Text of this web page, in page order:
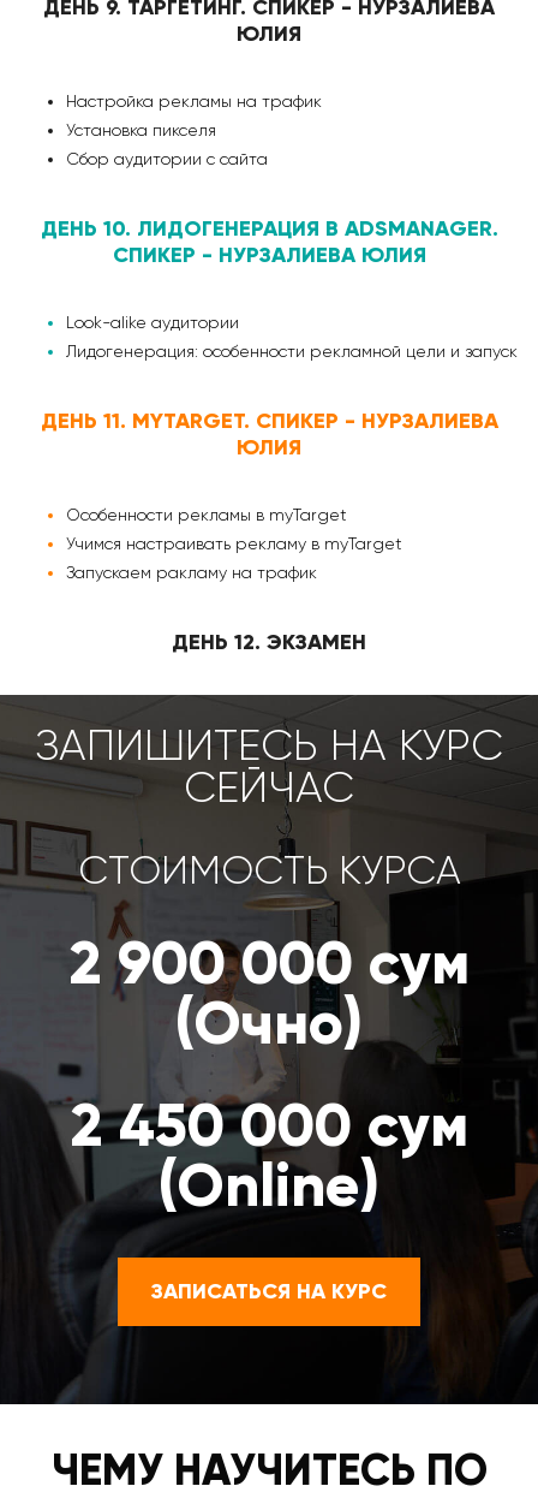
ДЕНЬ 9. ТАРГЕТИНГ. СПИКЕР - НУРЗАЛИЕВА
ЮЛИЯ
Настройка рекламы на трафик
Установка пикселя
Сбор аудитории с сайта
ДЕНЬ 10. ЛИДОГЕНЕРАЦИЯ В ADSMANAGER.
СПИКЕР - НУРЗАЛИЕВА ЮЛИЯ
Look-alike аудитории
Лидогенерация: особенности рекламной цели и запуск
ДЕНЬ 11. MYTARGET. СПИКЕР - НУРЗАЛИЕВА
ЮЛИЯ
Особенности рекламы в myTarget
Учимся настраивать рекламу в myTarget
Запускаем ракламу на трафик
ДЕНЬ 12. ЭКЗАМЕН
ЗАПИШИТЕСЬ НА КУРС
СЕЙЧАС
СТОИМОСТЬ КУРСА
2 900 000 сум
(Очно)
2 450 000 сум
(Online)
ЗАПИСАТЬСЯ НА КУРС
ЧЕМУ НАУЧИТЕСЬ ПО